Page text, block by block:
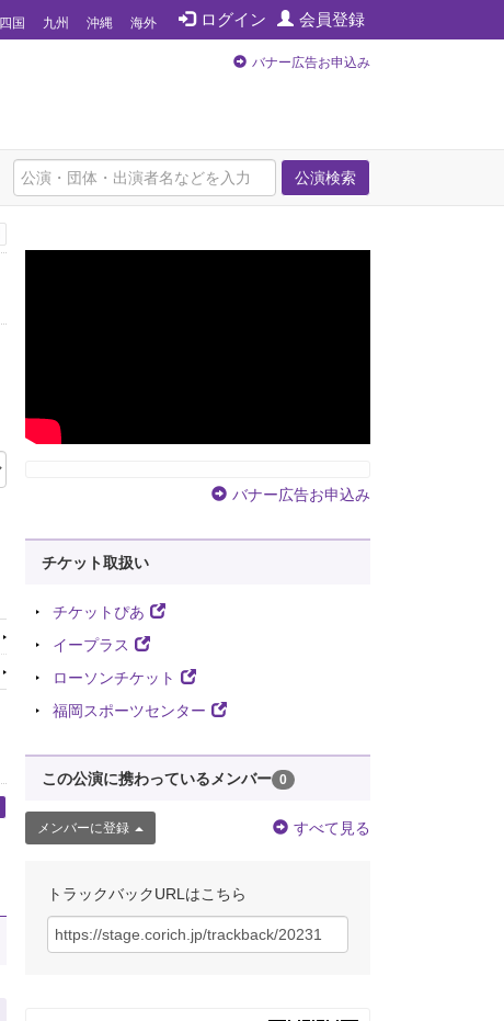
ログイン 会員登録
四国 九州 沖縄 海外
バナー広告お申込み
公演検索
バナー広告お申込み
チケット取扱い
チケットぴあ
イープラス
ローソンチケット
福岡スポーツセンター
この公演に携わっているメンバー 0
メンバーに登録 すべて見る
トラックバックURLはこちら